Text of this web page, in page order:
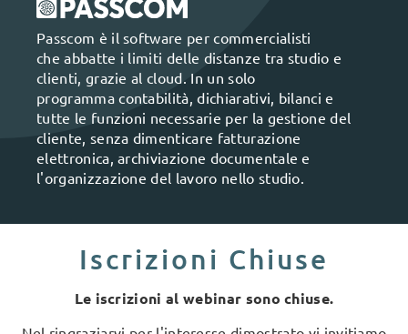
Passcom è il software per commercialisti
che abbatte i limiti delle distanze tra studio e
clienti, grazie al cloud. In un solo
programma contabilità, dichiarativi, bilanci e
tutte le funzioni necessarie per la gestione del
cliente, senza dimenticare fatturazione
elettronica, archiviazione documentale e
l'organizzazione del lavoro nello studio.
Iscrizioni Chiuse
Le iscrizioni al webinar sono chiuse.